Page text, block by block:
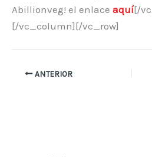
Abillionveg! el enlace aquí[/
[/vc_column][/vc_row]
ANTERIOR